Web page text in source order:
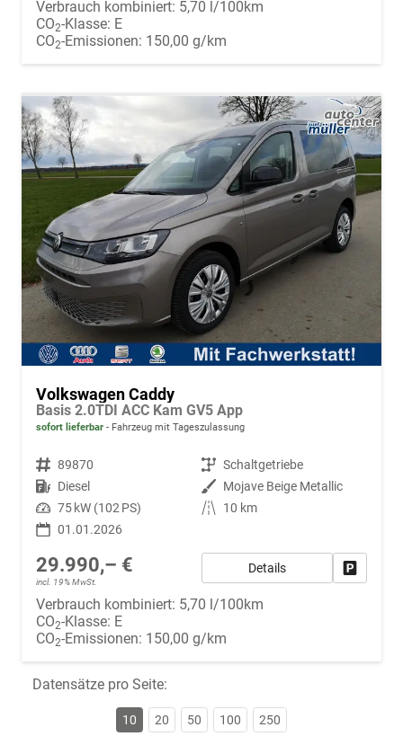
Verbrauch kombiniert: 5,70 l/100km
CO2-Klasse: E
CO2-Emissionen: 150,00 g/km
Volkswagen Caddy
Basis 2.0TDI ACC Kam GV5 App
sofort lieferbar Fahrzeug mit Tageszulassung
Fahrzeugnr. 89870 Getriebe Schaltgetriebe
Kraftstoff Diesel Außenfarbe Mojave Beige Metallic
Leistung 75 kW (102 PS) Kilometerstand
10 km
01.01.2026
29.990,– €
incl. 19% MwSt.
Details
Verbrauch kombiniert: 5,70 l/100km
CO2-Klasse: E
CO2-Emissionen: 150,00 g/km
Datensätze pro Seite:
10 20 50 100 250